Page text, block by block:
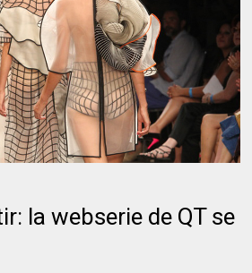
la webserie de QT se